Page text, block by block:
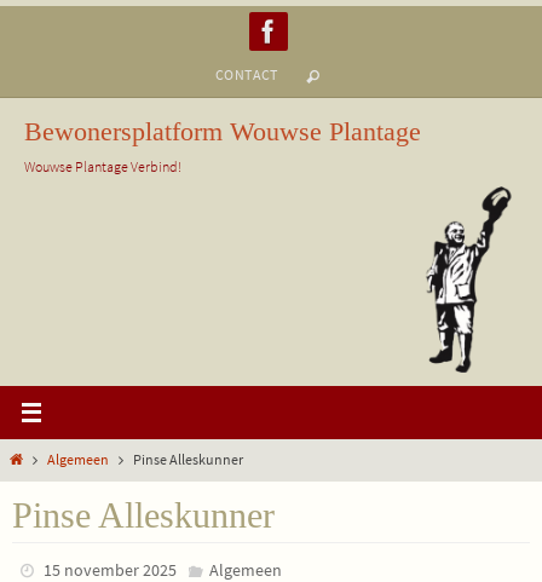
CONTACT
Bewonersplatform Wouwse Plantage
Wouwse Plantage Verbind!
HomeAlgemeen Pinse Alleskunner
Pinse Alleskunner
15 november 2025 Algemeen